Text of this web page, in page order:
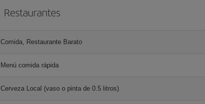
Restaurantes
Comida, Restaurante Barato
Menú comida rápida
Cerveza Local (vaso o pinta de 0.5 litros)